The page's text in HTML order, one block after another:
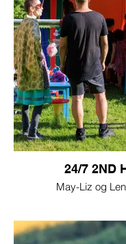
24/7 2ND
May-Liz og